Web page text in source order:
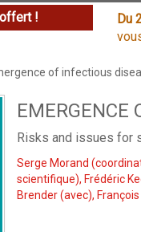
! Du
of infectious
EMERGENCE
Risks and issues for
Serge Morand
scientifique), Frédéric
Brender(avec),